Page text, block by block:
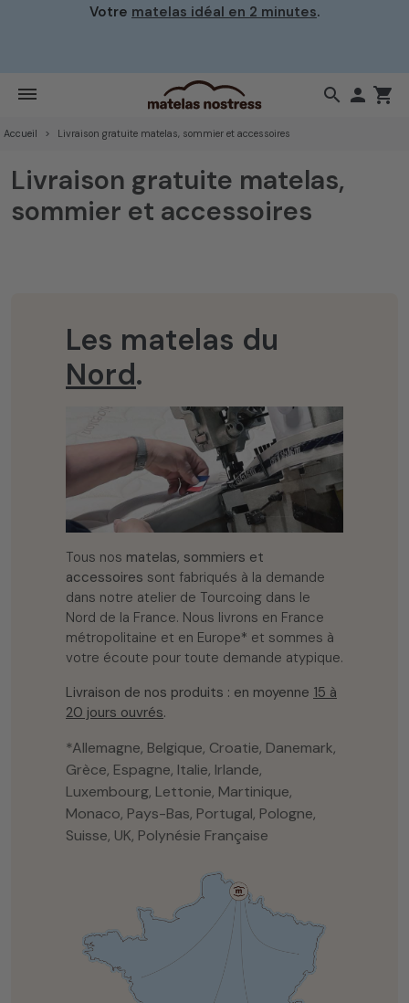
Votre matelas idéal en 2 minutes.
search  shopping_cart
Accueil Livraison gratuite matelas, sommier et accessoires
Livraison gratuite matelas,
sommier et accessoires
Les matelas du
Nord.
Tous nos matelas, sommiers et
accessoires sont fabriqués à la demande
dans notre atelier de Tourcoing dans le
Nord de la France. Nous livrons en France
métropolitaine et en Europe* et sommes à
votre écoute pour toute demande atypique.
Livraison de nos produits : en moyenne 15 à
20 jours ouvrés.
*Allemagne, Belgique, Croatie, Danemark,
Grèce, Espagne, Italie, Irlande,
Luxembourg, Lettonie, Martinique,
Monaco, Pays-Bas, Portugal, Pologne,
Suisse, UK, Polynésie Française